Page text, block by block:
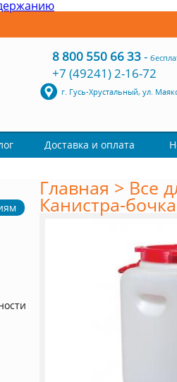
8 800 550 66 33-
+7 (49241) 2-16-72
г. Гусь-Хрустальный, ул.
Доставка и оплата
Главная > Все
Канистра-